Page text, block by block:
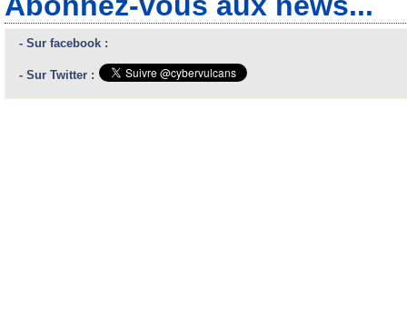
- Sur facebook :
- Sur Twitter :